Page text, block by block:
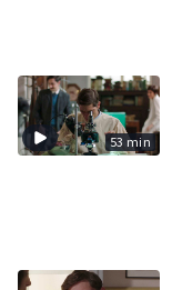
53 min